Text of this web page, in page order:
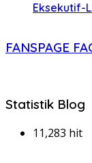
Eksekutif-
FANSPAGE
Statistik Blog
11,283 hit